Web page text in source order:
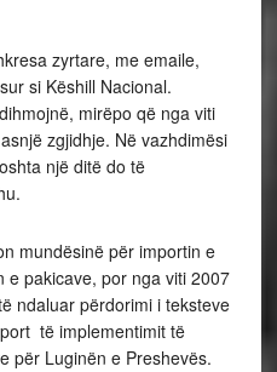
zyrtare, me emaile,
si Këshill Nacional.
mirëpo që nga viti
zgjidhje. Në vazhdimësi
një ditë do të
mundësinë për importin e
e pakicave, por nga viti 2007
ndaluar përdorimi i teksteve
të implementimit të
për Luginën e Preshevës.